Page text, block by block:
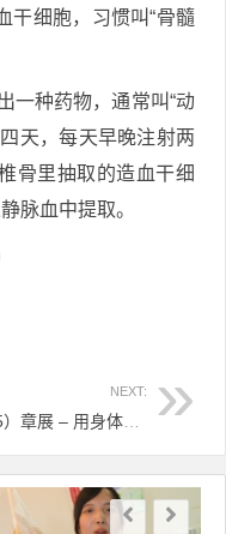
干细胞，习惯叫“骨髓
一种药物，通常叫“动
天，每天早晚注射两
骨里抽取的造血干细
脉血中提取。
NEXT: